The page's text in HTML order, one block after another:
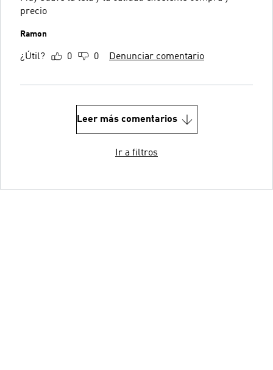
precio
Ramon
¿Útil? 0 0 Denunciar comentario
Leer más comentarios
Ir a filtros